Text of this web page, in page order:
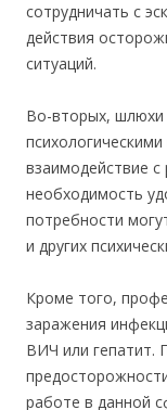
сотрудничать с
действия
ситуаций.
Во-вторых, шлюхи
взаимодействие
необходимость
потребности
и других
Кроме того,
заражения
ВИЧ или гепатит.
работе в данной